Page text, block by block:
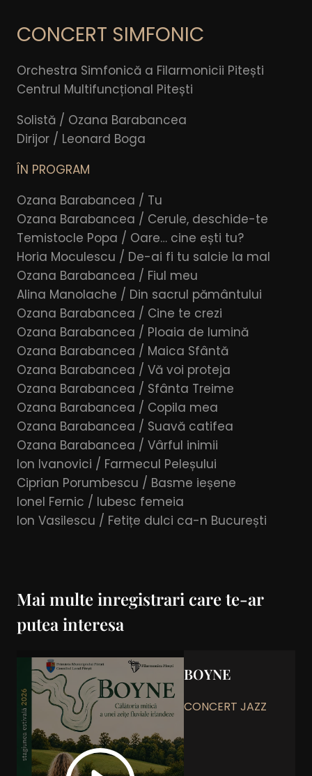
CONCERT SIMFONIC
Orchestra Simfonică a Filarmonicii Pitești
Centrul Multifuncțional Pitești
Solistă / Ozana Barabancea
Dirijor / Leonard Boga
ÎN PROGRAM
Ozana Barabancea / Tu
Ozana Barabancea / Cerule, deschide-te
Temistocle Popa / Oare… cine ești tu?
Horia Moculescu / De-ai fi tu salcie la mal
Ozana Barabancea / Fiul meu
Alina Manolache / Din sacrul pământului
Ozana Barabancea / Cine te crezi
Ozana Barabancea / Ploaia de lumină
Ozana Barabancea / Maica Sfântă
Ozana Barabancea / Vă voi proteja
Ozana Barabancea / Sfânta Treime
Ozana Barabancea / Copila mea
Ozana Barabancea / Suavă catifea
Ozana Barabancea / Vârful inimii
Ion Ivanovici / Farmecul Peleșului
Ciprian Porumbescu / Basme ieșene
Ionel Fernic / Iubesc femeia
Ion Vasilescu / Fetițe dulci ca-n București
Mai multe inregistrari care te-ar
putea interesa
BOYNE
CONCERT JAZZ